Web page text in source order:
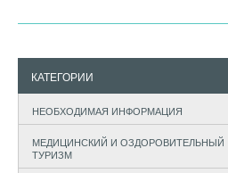
КАТЕГОРИИ
НЕОБХОДИМАЯ ИНФОРМАЦИЯ
МЕДИЦИНСКИЙ И ОЗДОРОВИТЕЛЬНЫЙ
ТУРИЗМ